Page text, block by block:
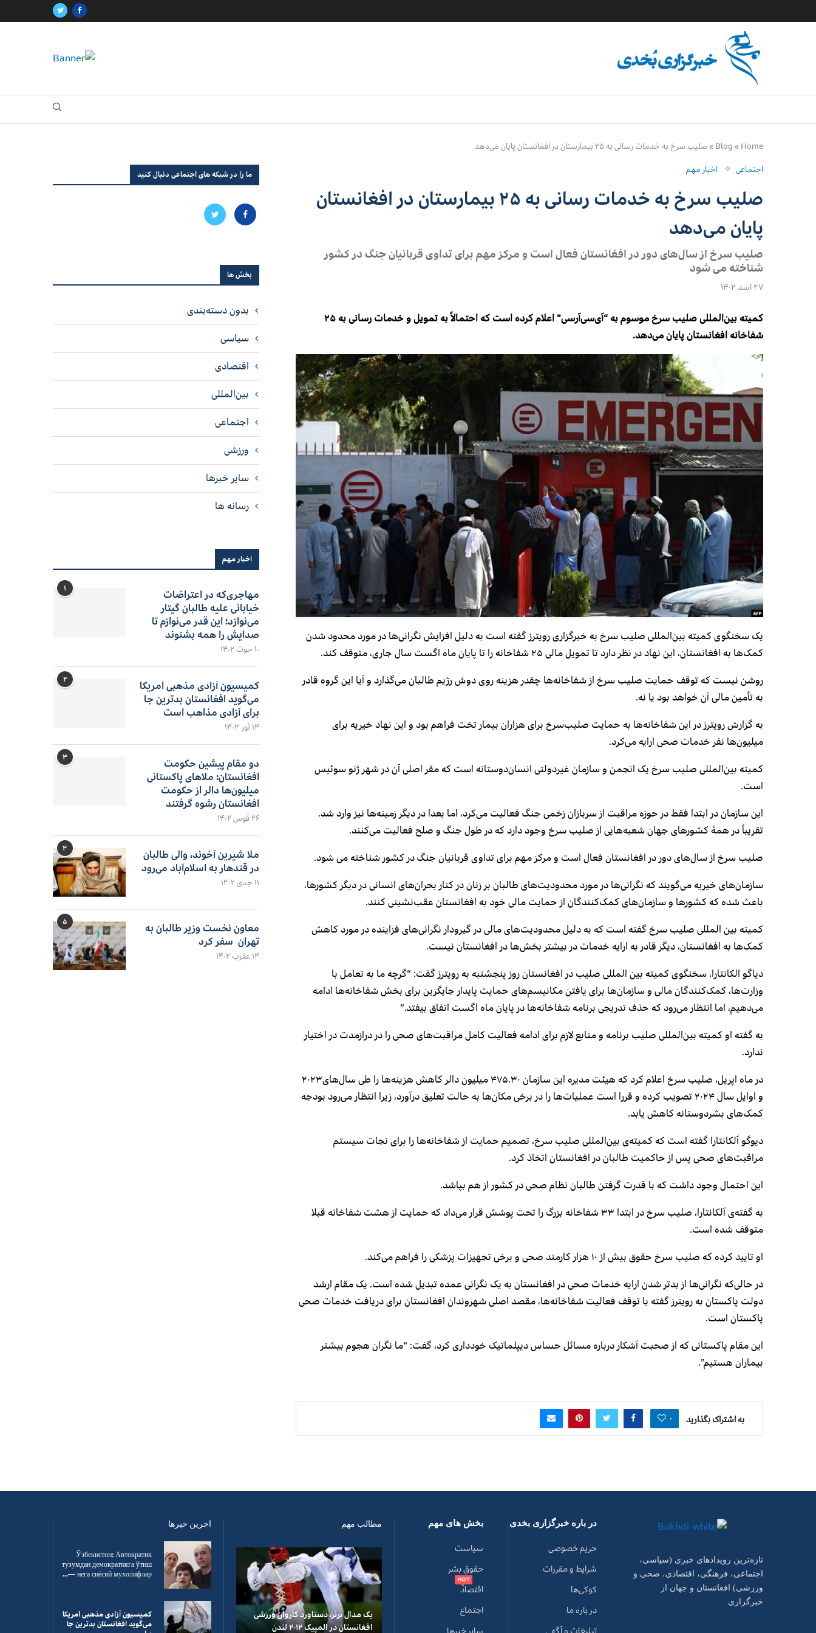
Home
»
Blog
»صلیب سرخ به خدمات رسانی به ۲۵ بیمارستان در افغانستان پایان می‌دهد
اجتماعی
اخبار مهم
صلیب سرخ به خدمات رسانی به ۲۵ بیمارستان در افغانستان
پایان می‌دهد
صلیب سرخ از سال‌های دور در افغانستان فعال است و مرکز مهم برای تداوی قربانیان جنگ در کشور
شناخته می شود
۲۷ اسد ۱۴۰۲
کمیته بین‌المللی صلیب سرخ موسوم به‌ “آی‌سی‌آر‌سی” اعلام کرده است که احتمالاً به تمویل و خدمات رسانی به ۲۵
شفاخانه افغانستان پایان می‌دهد.
یک سخنگوی کمیته بین‌المللی صلیب سرخ به خبرگزاری رویترز گفته است به دلیل افزایش نگرانی‌ها در مورد محدود شدن
کمک‌ها به افغانستان، این نهاد در نظر دارد تا تمویل مالی ۲۵ شفاخانه را تا پایان ماه اگست سال جاری، متوقف کند.
روشن نیست که توقف حمایت صلیب سرخ از شفاخانه‌ها چقدر هزینه روی دوش رژیم طالبان می‌گذارد و آیا این گروه قادر
به تأمین مالی آن خواهد بود یا نه.
به گزارش رویترز در این شفاخانه‌ها به حمایت صلیب‌سرخ برای هزاران بیمار تخت فراهم بود و این نهاد خیریه برای
میلیون‌ها نفر خدمات صحی ارایه می‌کرد.
کمیته بین‌المللی صلیب سرخ یک انجمن و سازمان غیردولتی انسان‌دوستانه است که مقر اصلی آن در شهر ژنو سوئیس
است.
این سازمان در ابتدا فقط در حوزه مراقبت از سربازان زخمی جنگ فعالیت می‌کرد، اما بعدا در دیگر زمینه‌ها نیز وارد شد.
تقریباً در همهٔ کشورهای جهان شعبه‌هایی از صلیب سرخ وجود دارد که در طول جنگ و صلح فعالیت می‌کنند.
صلیب سرخ از سال‌های دور در افغانستان فعال است و مرکز مهم برای تداوی قربانیان جنگ در کشور شناخته می شود.
سازمان‌های خیریه می‌گویند که نگرانی‌ها در مورد محدودیت‌های طالبان بر زنان در کنار بحران‌های انسانی در دیگر کشورها،
باعث شده که کشورها و سازمان‌های کمک‌کنندگان از حمایت مالی خود به افغانستان عقب‌نشینی کنند.
کمیته بین المللی صلیب سرخ گفته است که به دلیل محدودیت‌های مالی در گیرودار نگرانی‌های فزاینده در مورد کاهش
کمک‌ها به افغانستان، دیگر قادر به ارایه خدمات در بیشتر بخش‌ها در افغانستان نیست.
دیاگو الکانتارا، سخنگوی کمیته بین المللی صلیب در افغانستان روز پنجشنبه به رویترز گفت: “گرچه ما به تعامل با
وزارت‌ها، کمک‌کنندگان مالی و سازمان‌ها برای یافتن مکانیسم‌های حمایت پایدار جایگزین برای بخش شفاخانه‌ها ادامه
می‌دهیم، اما انتظار می‌رود که حذف تدریجی برنامه شفاخانه‌ها در پایان ماه اگست اتفاق بیفتد.”
به گفته او کمیته بین‌المللی صلیب برنامه و منابع لازم برای ادامه فعالیت کامل مراقبت‌های صحی را در درازمدت در اختیار
ندارد.
در ماه اپریل، صلیب سرخ اعلام کرد که هیئت مدیره این سازمان ۴۷۵.۳۰ میلیون دالر کاهش هزینه‌ها را طی سال‌های۲۰۲۳
و اوایل سال ۲۰۲۴ تصویب کرده و قررا است عملیات‌ها را در برخی مکان‌ها به حالت تعلیق درآورد، زیرا انتظار می‌رود بودجه
کمک‌های بشردوستانه کاهش یابد.
دیوگو آلکانتارا گفته است که کمیته‌ی بین‌المللی صلیب سرخ، تصمیم حمایت از شفاخانه‌ها را برای نجات سیستم
مراقبت‌های صحی پس از حاکمیت طالبان در افغانستان اتخاذ کرد.
این احتمال وجود داشت که با قدرت گرفتن طالبان نظام صحی در کشور از هم بپاشد.
به گفته‌ی آلکانتارا، صلیب سرخ در ابتدا ۳۳ شفاخانه بزرگ را تحت پوشش قرار می‌داد که حمایت از هشت شفاخانه قبلا
متوقف شده است.
او تایید کرده که صلیب سرخ حقوق بیش از ۱۰ هزار کارمند صحی و برخی تجهیزات پزشکی را فراهم می‌کند.
در حالی‌که نگرانی‌ها از بدتر شدن ارایه خدمات صحی در افغانستان به یک نگرانی عمده تبدیل شده است. یک مقام ارشد
دولت پاکستان به رویترز گفته با توقف فعالیت شفاخانه‌ها، مقصد اصلی شهروندان افغانستان برای دریافت خدمات صحی
پاکستان است.
این مقام پاکستانی که از صحبت آشکار درباره مسائل حساس دیپلماتیک خودداری کرد، گفت: “ما نگران هجوم بیشتر
بیماران هستیم”.
به اشتراک بگذارید ۰
ما را در شبکه های اجتماعی دنبال کنید
بخش ها
بدون دسته‌بندی
سیاسی
اقتصادی
بین‌المللی
اجتماعی
ورزشی
سایر خبرها
رسانه ها
اخبار مهم
۱
مهاجری‌که در اعتراضات
خیابانی علیه طالبان گیتار
می‌نوازد؛ این قدر می‌نوازم تا
صدایش را همه بشنوند
۱۰ حوت ۱۴۰۲
۲
کمیسیون آزادی مذهبی امریکا
می‌گوید افغانستان بدترین جا
برای آزادی مذاهب است
۱۴ ثور ۱۴۰۳
۳
دو مقام پیشین حکومت
افغانستان: ملاهای پاکستانی
میلیون‌ها دالر از حکومت
افغانستان رشوه گرفتند
۲۶ قوس ۱۴۰۲
۴
ملا شیرین آخوند، والی طالبان
در قندهار به اسلام‌آباد می‌رود
۱۱ جدی ۱۴۰۲
۵
معاون نخست وزیر طالبان به
تهران سفر کرد
۱۴ عقرب ۱۴۰۲
تازه‌ترین رویدادهای خبری (سیاسی،
اجتماعی، فرهنگی، اقتصادی، صحی و
ورزشی) افغانستان و جهان از
خبرگزاری
در باره خبرگزاری بخدی
حریم خصوصی
شرایط و مقررات
کوکی‌ها
در باره ما
بخش های مهم
سیاست
حقوق بشر
اقتصاد
HOT
اجتماع
مطالب مهم
یک مدال برنز، دستاورد کاروان ورزشی
افغانستان در المپیک ۲۰۱۲ لندن
اخرین خبرها
Ўзбекистон: Автократик
тузумдан демократияга ўтиш
— нега сиёсий мухолифлар...
کمیسیون آزادی مذهبی امریکا
می‌گوید افغانستان بدترین جا